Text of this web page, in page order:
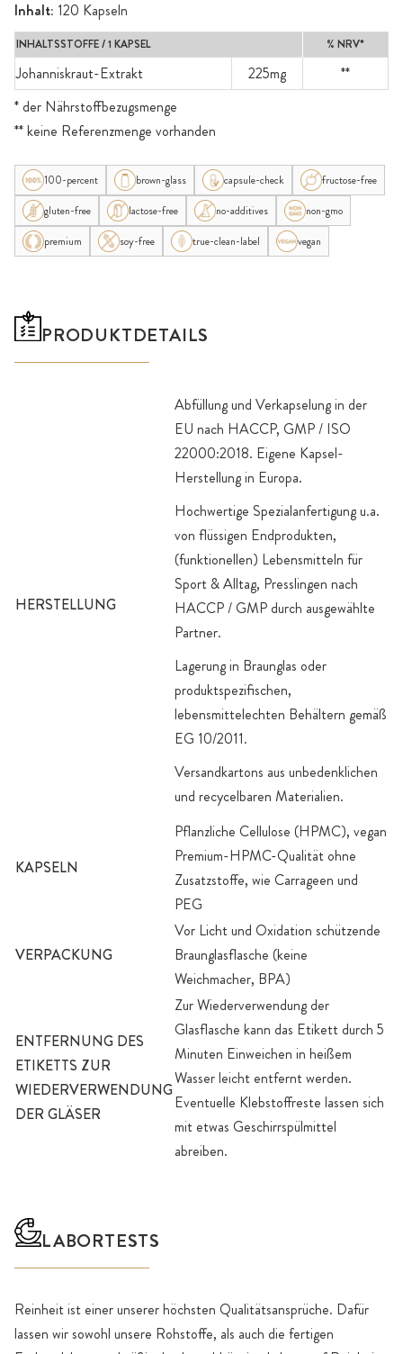
Inhalt: 120 Kapseln
INHALTSSTOFFE / 1 KAPSEL % NRV*
Johanniskraut-Extrakt 225mg
**
* der Nährstoffbezugsmenge
** keine Referenzmenge vorhanden
100-percent brown-glass capsule-check
fructose-free
gluten-free
lactose-free no-additives
non-gmo
premium
soy-free true-clean-label vegan
PRODUKTDETAILS
HERSTELLUNG
Abfüllung und Verkapselung in der
EU nach HACCP, GMP / ISO
22000:2018. Eigene Kapsel-
Herstellung in Europa.
Hochwertige Spezialanfertigung u.a.
von flüssigen Endprodukten,
(funktionellen) Lebensmitteln für
Sport & Alltag, Presslingen nach
HACCP / GMP durch ausgewählte
Partner.
Lagerung in Braunglas oder
produktspezifischen,
lebensmittelechten Behältern gemäß
EG 10/2011.
Versandkartons aus unbedenklichen
und recycelbaren Materialien.
KAPSELN
Pflanzliche Cellulose (HPMC), vegan
Premium-HPMC-Qualität ohne
Zusatzstoffe, wie Carrageen und
PEG
VERPACKUNG
Vor Licht und Oxidation schützende
Braunglasflasche (keine
Weichmacher, BPA)
ENTFERNUNG DES
ETIKETTS ZUR
WIEDERVERWENDUNG
DER GLÄSER
Zur Wiederverwendung der
Glasflasche kann das Etikett durch 5
Minuten Einweichen in heißem
Wasser leicht entfernt werden.
Eventuelle Klebstoffreste lassen sich
mit etwas Geschirrspülmittel
abreiben.
LABORTESTS
Reinheit ist einer unserer höchsten Qualitätsansprüche. Dafür
lassen wir sowohl unsere Rohstoffe, als auch die fertigen